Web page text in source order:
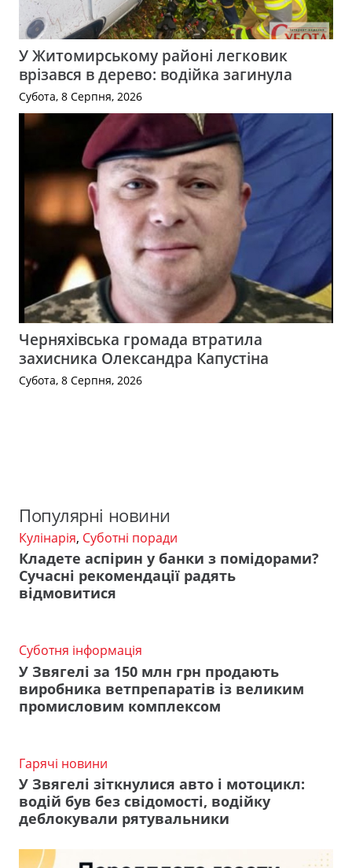
У Житомирському районі легковик
врізався в дерево: водійка загинула
Субота, 8 Серпня, 2026
Черняхівська громада втратила
захисника Олександра Капустіна
Субота, 8 Серпня, 2026
Популярні новини
Кулінарія, Суботні поради
Кладете аспірин у банки з помідорами?
Сучасні рекомендації радять
відмовитися
Суботня інформація
У Звягелі за 150 млн грн продають
виробника ветпрепаратів із великим
промисловим комплексом
Гарячі новини
У Звягелі зіткнулися авто і мотоцикл:
водій був без свідомості, водійку
деблокували рятувальники